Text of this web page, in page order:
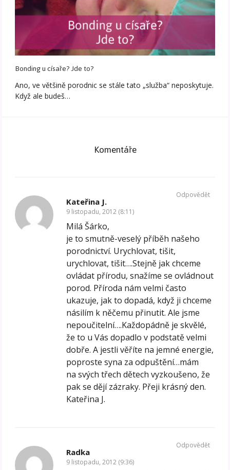
Bonding u císaře? Jde to?
Ano, ve většině porodnic se stále tato „služba“ neposkytuje.
Když ale budeš…
Komentáře
Kateřina J.
9 listopadu, 2012 (8:11)
Milá Šárko,
je to smutně-veselý příběh našeho
porodnictví. Urychlovat, tišit,
urychlovat, tišit….Stejně jak chceme
ovládat přírodu, snažíme se ovládnout
porod. Příroda nám velmi často
ukazuje, jak to dopadá, když ji chceme
násilím k něčemu přinutit. Ale jsme
nepoučitelní….Každopádně je skvělé,
že to u Vás dopadlo v podstatě velmi
dobře. A jestli věříte na jemné energie,
poproste syna za odpuštění…mám
na svých třech dětech vyzkoušeno, že
pak se dějí zázraky. Přeji krásný den.
Kateřina J.
Odpovědět
Radka
9 listopadu, 2012 (9:36)
Odpovědět